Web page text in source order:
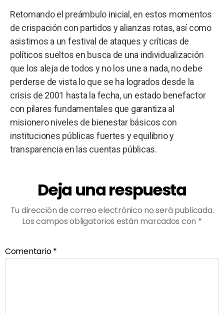
Retomando el preámbulo inicial, en estos momentos
de crispación con partidos y alianzas rotas, así como
asistimos a un festival de ataques y críticas de
políticos sueltos en busca de una individualización
que los aleja de todos y no los une a nada, no debe
perderse de vista lo que se ha logrados desde la
crisis de 2001 hasta la fecha, un estado benefactor
con pilares fundamentales que garantiza al
misionero niveles de bienestar básicos con
instituciones públicas fuertes y equilibrio y
transparencia en las cuentas públicas.
Deja una respuesta
Tu dirección de correo electrónico no será publicada.
Los campos obligatorios están marcados con *
Comentario*